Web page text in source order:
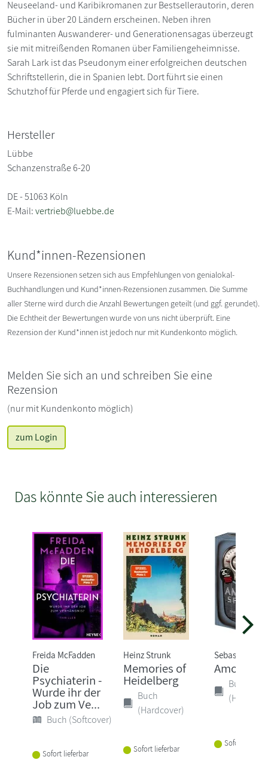
Neuseeland- und Karibikromanen zur Bestsellerautorin, deren
Bücher in über 20 Ländern erscheinen. Neben ihren
fulminanten Auswanderer- und Generationensagas überzeugt
sie mit mitreißenden Romanen über Familiengeheimnisse.
Sarah Lark ist das Pseudonym einer erfolgreichen deutschen
Schriftstellerin, die in Spanien lebt. Dort führt sie einen
Schutzhof für Pferde und engagiert sich für Tiere.
Hersteller
Lübbe
Schanzenstraße 6-20
DE - 51063 Köln
E-Mail:vertrieb@luebbe.de
Kund*innen-Rezensionen
Unsere Rezensionen setzen sich aus Empfehlungen von genialokal-
Buchhandlungen und Kund*innen-Rezensionen zusammen. Die Summe
aller Sterne wird durch die Anzahl Bewertungen geteilt (und ggf. gerundet).
Die Echtheit der Bewertungen wurde von uns nicht überprüft. Eine
Rezension der Kund*innen ist jedoch nur mit Kundenkonto möglich.
Melden Sie sich an und schreiben Sie eine
Rezension
(nur mit Kundenkonto möglich)
zum Login
Das könnte Sie auch interessieren
Freida McFadden
Die
Psychiaterin -
Wurde ihr der
Job zum Ve...
Buch (Softcover)
Sofort lieferbar
Heinz Strunk
Memories of
Heidelberg
Buch
(Hardcover)
Sofort lieferbar
Sebastian
Amokspiel
Buch
Sofort